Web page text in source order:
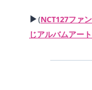
▶(NCT127ファ
じアルバムアー